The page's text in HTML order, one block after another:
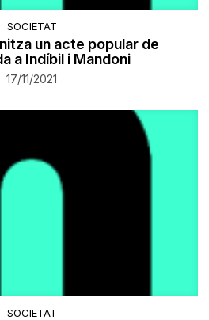
SOCIETAT
un acte popular de
a Indíbil i Mandoni
17/11/2021
SOCIETAT